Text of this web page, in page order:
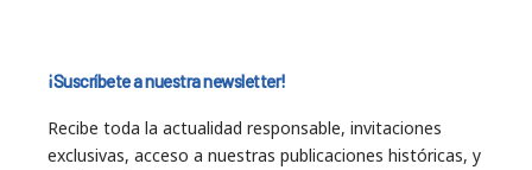
¡Suscríbete a nuestra newsletter!
Recibe toda la actualidad responsable, invitaciones
exclusivas, acceso a nuestras publicaciones históricas, y